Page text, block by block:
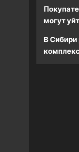
могут
В Сибири